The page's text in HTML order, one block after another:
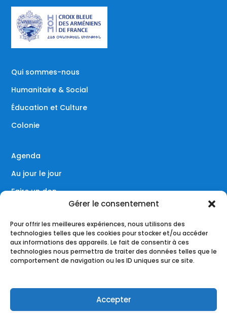
Gérer le consentement
Pour offrir les meilleures expériences, nous utilisons des
technologies telles que les cookies pour stocker et/ou accéder
aux informations des appareils. Le fait de consentir à ces
technologies nous permettra de traiter des données telles que le
comportement de navigation ou les ID uniques sur ce site.
Accepter
Qui sommes-nous
Humanitaire & Social
Éducation et Culture
Colonie
Agenda
Au jour le jour
Faire un don
Réseaux sociaux